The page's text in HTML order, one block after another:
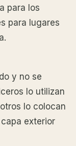
para los
para lugares
y no se
lo utilizan
lo colocan
exterior